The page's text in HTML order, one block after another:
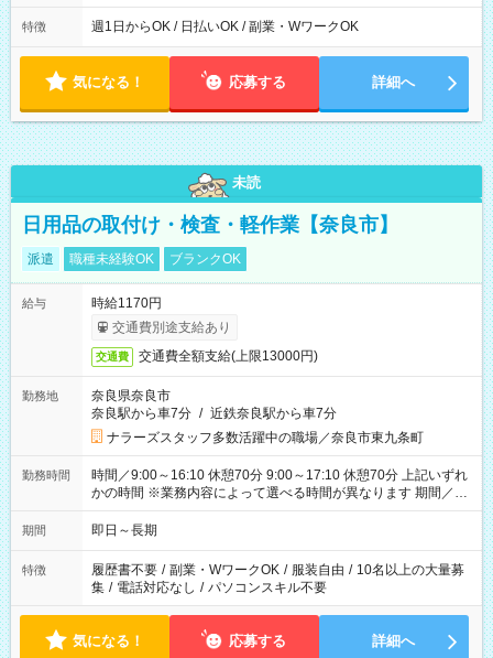
（実働4時間） ★週1日～勤務OK！ ★土日のみ・平日のみも
OK！ ★シフト自己申告制！ ★残業なし！次の予定も立てやすい
特徴 週1日からOK / 日払いOK / 副業・WワークOK
気になる！ 応募する 詳細へ
未読
日用品の取付け・検査・軽作業【奈良市】
派遣 職種未経験OK ブランクOK
給与
時給1170円
交通費別途支給あり
交通費 交通費全額支給(上限13000円)
勤務地
奈良県奈良市
奈良駅から車7分 / 近鉄奈良駅から車7分
ナラーズスタッフ多数活躍中の職場／奈良市東九条町
勤務時間
時間／9:00～16:10 休憩70分 9:00～17:10 休憩70分 上記いずれ
かの時間 ※業務内容によって選べる時間が異なります 期間／即
日～長期安定 スタート日は相談可能！ 勤務日／月～金の週4日
～でOK！
期間 即日～長期
特徴 履歴書不要 / 副業・WワークOK / 服装自由 / 10名以上の大量募
集 / 電話対応なし / パソコンスキル不要
気になる！ 応募する 詳細へ